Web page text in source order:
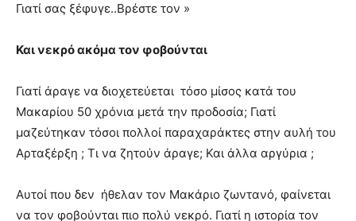
Γιατί σας ξέφυγε..Βρέστε τον »
Και νεκρό ακόμα τον φοβούνται
Γιατί άραγε να διοχετεύεται τόσο μίσος κατά του
Μακαρίου 50 χρόνια μετά την προδοσία; Γιατί
μαζεύτηκαν τόσοι πολλοί παραχαράκτες στην αυλή του
Αρταξέρξη ; Τι να ζητούν άραγε; Και άλλα αργύρια ;
Αυτοί που δεν ήθελαν τον Μακάριο ζωντανό, φαίνεται
να τον φοβούνται πιο πολύ νεκρό. Γιατί η ιστορία τον